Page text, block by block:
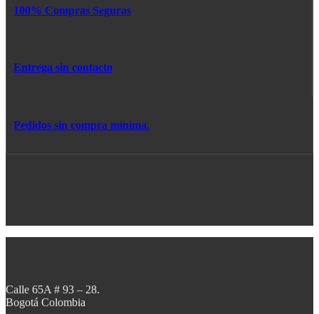
100% Compras Seguras
Entrega sin contacto
Pedidos sin compra mínima.
Calle 65A # 93 – 28.
Bogotá Colombia